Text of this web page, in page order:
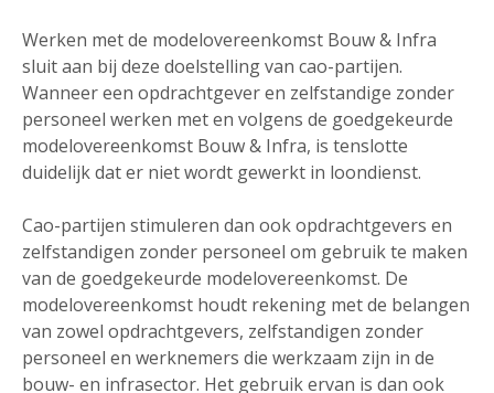
Werken met de modelovereenkomst Bouw & Infra
sluit aan bij deze doelstelling van cao-partijen.
Wanneer een opdrachtgever en zelfstandige zonder
personeel werken met en volgens de goedgekeurde
modelovereenkomst Bouw & Infra, is tenslotte
duidelijk dat er niet wordt gewerkt in loondienst.
Cao-partijen stimuleren dan ook opdrachtgevers en
zelfstandigen zonder personeel om gebruik te maken
van de goedgekeurde modelovereenkomst. De
modelovereenkomst houdt rekening met de belangen
van zowel opdrachtgevers, zelfstandigen zonder
personeel en werknemers die werkzaam zijn in de
bouw- en infrasector. Het gebruik ervan is dan ook